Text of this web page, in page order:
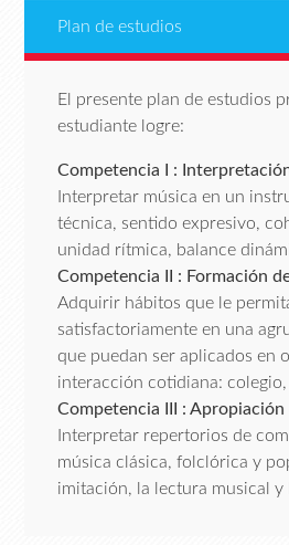
Plan de estudios
El presente plan de estudios
estudiante logre:
Competencia I :
Interpretar música en un
técnica, sentido expresivo,
unidad rítmica, balance
Competencia II : Formación
Adquirir hábitos que le
satisfactoriamente en una
que puedan ser aplicados en
interacción cotidiana:
Competencia III :
Interpretar repertorios de
música clásica, folclórica y
imitación, la lectura musical